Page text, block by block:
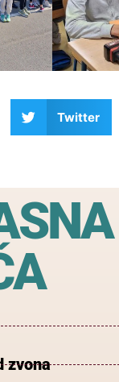
Twitter
zvona